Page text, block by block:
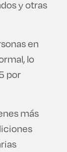
y otras
en
lo
por
más